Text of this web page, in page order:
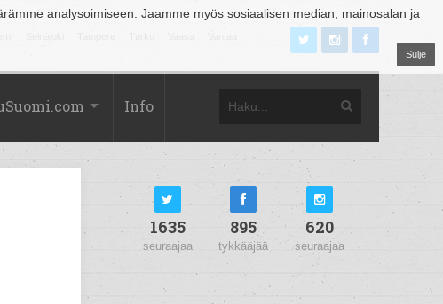
analysoimiseen. Jaamme myös sosiaalisen median, mainosalan ja
Sulje
Info
1635
seuraajaa
895
tykkääjää
620
seuraajaa